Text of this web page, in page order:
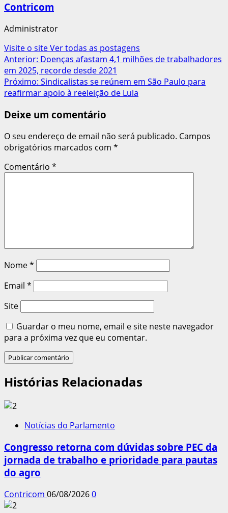
Contricom
Administrator
Visite o siteVer todas as postagens
Navegação
de
artigos
Anterior: Doenças afastam 4,1 milhões de trabalhadores
em 2025, recorde desde 2021
Próximo: Sindicalistas se reúnem em São Paulo para
reafirmar apoio à reeleição de Lula
Deixe um comentário
O seu endereço de email não será publicado. Campos
obrigatórios marcados com *
Comentário *
Nome*
Email *
Site
Guardar o meu nome, email e site neste navegador
para a próxima vez que eu comentar.
Histórias Relacionadas
Notícias do Parlamento
Congresso retorna com dúvidas sobre PEC da
jornada de trabalho e prioridade para pautas
do agro
Contricom 06/08/20260